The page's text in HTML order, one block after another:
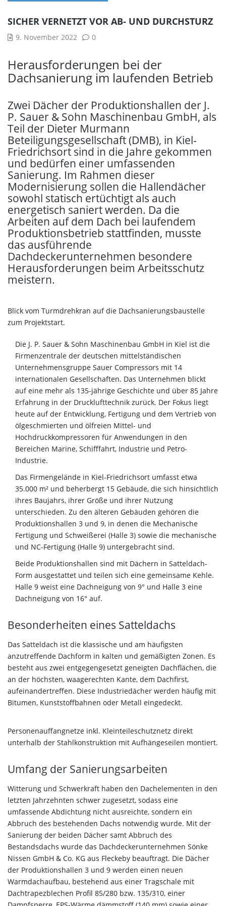
SICHER VERNETZT VOR AB- UND DURCHSTURZ
9. November 2022 0
Herausforderungen bei der
Dachsanierung im laufenden Betrieb
Zwei Dächer der Produktionshallen der J.
P. Sauer & Sohn Maschinenbau GmbH, als
Teil der Dieter Murmann
Beteiligungsgesellschaft (DMB), in Kiel-
Friedrichsort sind in die Jahre gekommen
und bedürfen einer umfassenden
Sanierung. Im Rahmen dieser
Modernisierung sollen die Hallendächer
sowohl statisch ertüchtigt als auch
energetisch saniert werden. Da die
Arbeiten auf dem Dach bei laufendem
Produktionsbetrieb stattfinden, musste
das ausführende
Dachdeckerunternehmen besondere
Herausforderungen beim Arbeitsschutz
meistern.
Blick vom Turmdrehkran auf die Dachsanierungsbaustelle
zum Projektstart.
Die J. P. Sauer & Sohn Maschinenbau GmbH in Kiel ist die
Firmenzentrale der deutschen mittelständischen
Unternehmensgruppe Sauer Compressors mit 14
internationalen Gesellschaften. Das Unternehmen blickt
auf eine mehr als 135-jährige Geschichte und über 85 Jahre
Erfahrung in der Drucklufttechnik zurück. Der Fokus liegt
heute auf der Entwicklung, Fertigung und dem Vertrieb von
ölgeschmierten und ölfreien Mittel- und
Hochdruckkompressoren für Anwendungen in den
Bereichen Marine, Schifffahrt, Industrie und Petro-
Industrie.
Das Firmengelände in Kiel-Friedrichsort umfasst etwa
35.000 m² und beherbergt 15 Gebäude, die sich hinsichtlich
ihres Baujahrs, ihrer Größe und ihrer Nutzung
unterschieden. Zu den älteren Gebäuden gehören die
Produktionshallen 3 und 9, in denen die Mechanische
Fertigung und Schweißerei (Halle 3) sowie die mechanische
und NC-Fertigung (Halle 9) untergebracht sind.
Beide Produktionshallen sind mit Dächern in Satteldach-
Form ausgestattet und teilen sich eine gemeinsame Kehle.
Halle 9 weist eine Dachneigung von 9° und Halle 3 eine
Dachneigung von 16° auf.
Besonderheiten eines Satteldachs
Das Satteldach ist die klassische und am häufigsten
anzutreffende Dachform in kalten und gemäßigten Zonen. Es
besteht aus zwei entgegengesetzt geneigten Dachflächen, die
an der höchsten, waagerechten Kante, dem Dachfirst,
aufeinandertreffen. Diese Industriedächer werden häufig mit
Bitumen, Kunststoffbahnen oder Metall eingedeckt.
Personenauffangnetze inkl. Kleinteileschutznetz direkt
unterhalb der Stahlkonstruktion mit Aufhängeseilen montiert.
Umfang der Sanierungsarbeiten
Witterung und Schwerkraft haben den Dachelementen in den
letzten Jahrzehnten schwer zugesetzt, sodass eine
umfassende Abdichtung nicht ausreichte, sondern ein
Abbruch des bestehenden Dachs notwendig wurde. Mit der
Sanierung der beiden Dächer samt Abbruch des
Bestandsdachs wurde das Dachdeckerunternehmen Sönke
Nissen GmbH & Co. KG aus Fleckeby beauftragt. Die Dächer
der Produktionshallen 3 und 9 werden einen neuen
Warmdachaufbau, bestehend aus einer Tragschale mit
Dachtrapezblechen Profil 85/280 bzw. 135/310, einer